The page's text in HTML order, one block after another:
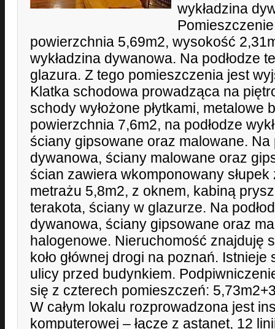
wykładzina
powierzchnia 5,69m2, wysokość
wykładzina dywanowa. Na podłodze
glazura. Z tego pomieszczenia jest
Klatka schodowa prowadząca na
schody wyłożone płytkami, metalowe
powierzchnia 7,6m2, na podłodze
ściany gipsowane oraz malowane. Na
dywanowa, ściany malowane oraz
ścian zawiera wkomponowany
metrażu 5,8m2, z oknem, kabiną
terakota, ściany w glazurze. Na
dywanowa, ściany gipsowane oraz
halogenowe. Nieruchomość znajduję
koło głównej drogi na poznań.
ulicy przed budynkiem.
się z czterech pomieszczeń:
W całym lokalu rozprowadzona jest
komputerowej – łącze z astanet, 12